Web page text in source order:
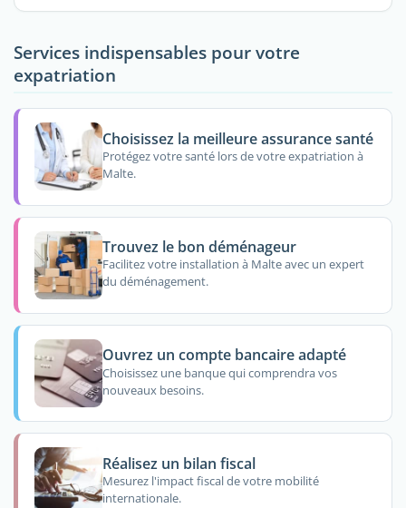
Services indispensables pour votre
expatriation
Choisissez la meilleure assurance santé
Protégez votre santé lors de votre expatriation à
Malte.
Trouvez le bon déménageur
Facilitez votre installation à Malte avec un expert
du déménagement.
Ouvrez un compte bancaire adapté
Choisissez une banque qui comprendra vos
nouveaux besoins.
Réalisez un bilan fiscal
Mesurez l'impact fiscal de votre mobilité
internationale.